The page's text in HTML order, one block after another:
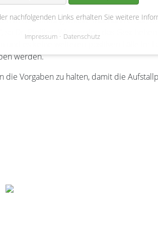
die wirkungsvollste Maßnahme dar,
Dr. Pfeiffer. Wir werden das
und es keine weiteren positiven Fälle im
werden.
Vorgaben zu halten, damit die
nachfolgenden Links erhalten Sie weitere
Impressum Datenschutz